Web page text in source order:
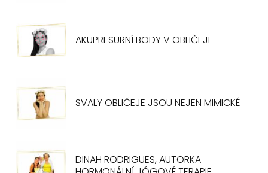
AKUPRESURNÍ BODY V OBLIČEJI
SVALY OBLIČEJE JSOU NEJEN MIMICKÉ
DINAH RODRIGUES, AUTORKA